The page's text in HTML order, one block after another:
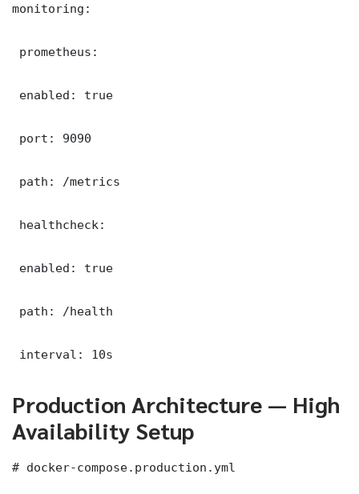
monitoring:
prometheus:
enabled: true
port: 9090
path: /metrics
healthcheck:
enabled: true
path: /health
interval: 10s
Production Architecture — High
Availability Setup
# docker-compose.production.yml